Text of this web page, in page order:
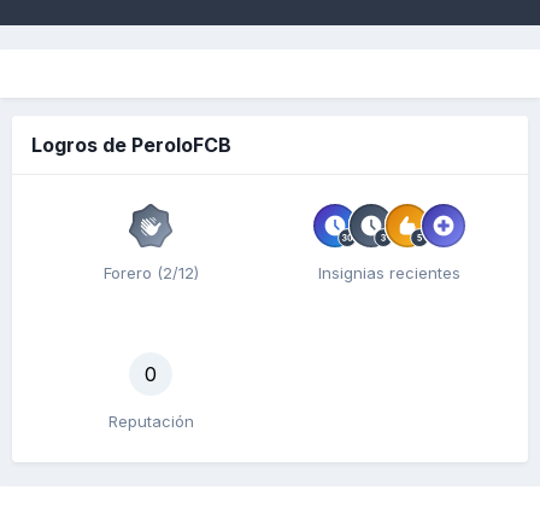
Logros de PeroloFCB
Forero (2/12) Insignias recientes
0
Reputación